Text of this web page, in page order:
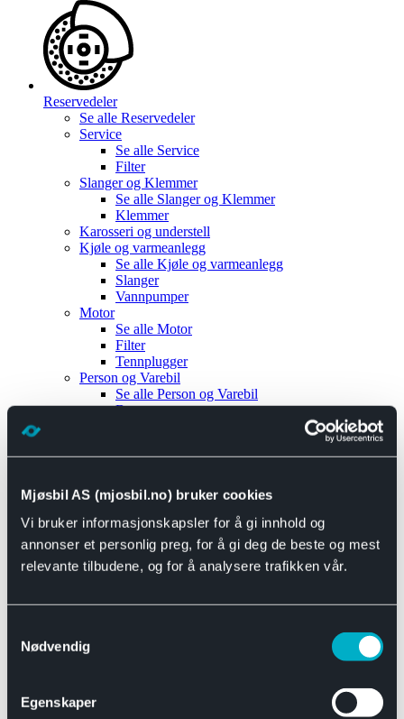
Mjøsbil AS (mjosbil.no) bruker cookies
Vi bruker informasjonskapsler for å gi innhold og
annonser et personlig preg, for å gi deg de beste og mest
relevante tilbudene, og for å analysere trafikken vår.
Nødvendig
Egenskaper
Reservedeler
Se alle Reservedeler
Service
Se alle Service
Filter
Slanger og Klemmer
Se alle Slanger og Klemmer
Klemmer
Karosseri og understell
Kjøle og varmeanlegg
Se alle Kjøle og varmeanlegg
Slanger
Vannpumper
Motor
Se alle Motor
Filter
Tennplugger
Person og Varebil
Se alle Person og Varebil
Brems
Motor og drivverk
Se alle Universal
Bremsedeler
Se alle Bremsedeler
Bremsenippler
Drivline og motor
Se alle Drivline og motor
Eksosanlegg